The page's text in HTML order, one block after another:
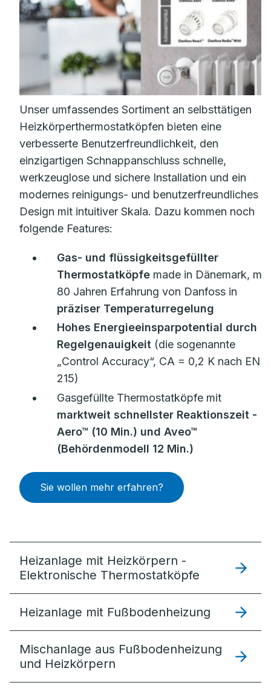
Unser umfassendes Sortiment an selbsttätigen
Heizkörperthermostatköpfen bieten eine
verbesserte Benutzerfreundlichkeit, den
einzigartigen Schnappanschluss schnelle,
werkzeuglose und sichere Installation und ein
modernes reinigungs- und benutzerfreundliches
Design mit intuitiver Skala. Dazu kommen noch
folgende Features:
Gas- und flüssigkeitsgefüllter
Thermostatköpfe made in Dänemark, mit
80 Jahren Erfahrung von Danfoss in
präziser Temperaturregelung
Hohes Energieeinsparpotential durch
Regelgenauigkeit (die sogenannte
„Control Accuracy“, CA = 0,2 K nach EN
215)
Gasgefüllte Thermostatköpfe mit
marktweit schnellster Reaktionszeit -
Aero™ (10 Min.) und Aveo™
(Behördenmodell 12 Min.)
Sie wollen mehr erfahren?
Heizanlage mit Heizkörpern -
Elektronische Thermostatköpfe
Heizanlage mit Fußbodenheizung
Mischanlage aus Fußbodenheizung
und Heizkörpern